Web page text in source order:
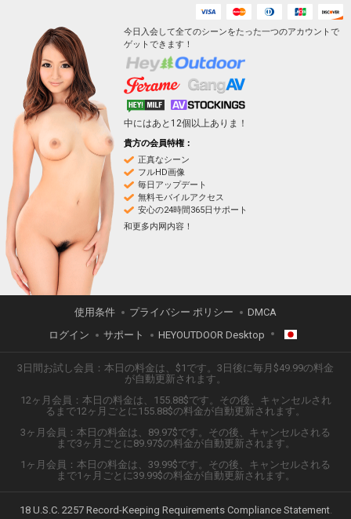
今日入会して全てのシーンをたった一つのアカウントで
ゲットできます！
中にはあと 12個以上ありま！
貴方の会員特権：
正真なシーン
フルHD画像
毎日アップデート
無料モバイルアクセス
安心の24時間365日サポート
和更多内网内容！
使用条件 プライバシー ポリシー
DMCA
ログイン
サポート HEYOUTDOOR Desktop
日本語
ENGLISH
ESPAÑOL
TIẾNG VIỆT
3日間お試し会員：本日の料金は、$1です。3日後に毎月$49.99の料金
が自動更新されます。
12ヶ月会員：本日の料金は、155.88$です。その後、キャンセルされ
るまで12ヶ月ごとに155.88$の料金が自動更新されます。
3ヶ月会員：本日の料金は、89.97$です。その後、キャンセルされる
まで3ヶ月ごとに89.97$の料金が自動更新されます。
1ヶ月会員：本日の料金は、39.99$です。その後、キャンセルされる
まで1ヶ月ごとに39.99$の料金が自動更新されます。
18 U.S.C. 2257 Record-Keeping Requirements Compliance Statement.